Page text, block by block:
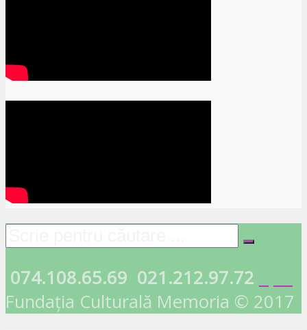
074.108.65.69 021.212.97.72
Fundația Culturală Memoria © 2017